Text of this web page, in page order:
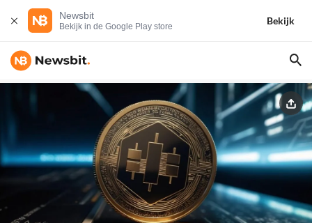
Newsbit
Bekijk in de Google Play store
Bekijk